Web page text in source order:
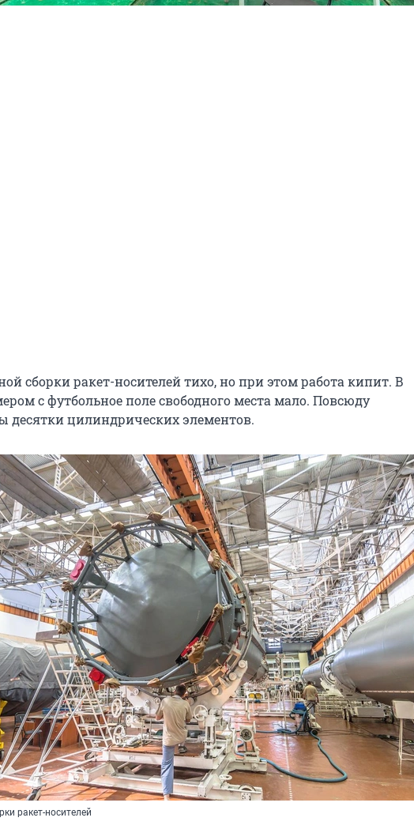
сборки ракет-носителей тихо, но при этом работа кипит. В
с футбольное поле свободного места мало. Повсюду
десятки цилиндрических элементов.
ракет-носителей